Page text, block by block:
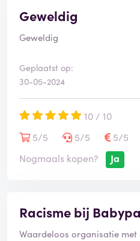
Geweldig
Geweldig
Geplaatst op:
30-05-2024
10 / 10
5/5
5/5 5/5
Nogmaals kopen?
Ja
Racisme bij
Waardeloos organisatie